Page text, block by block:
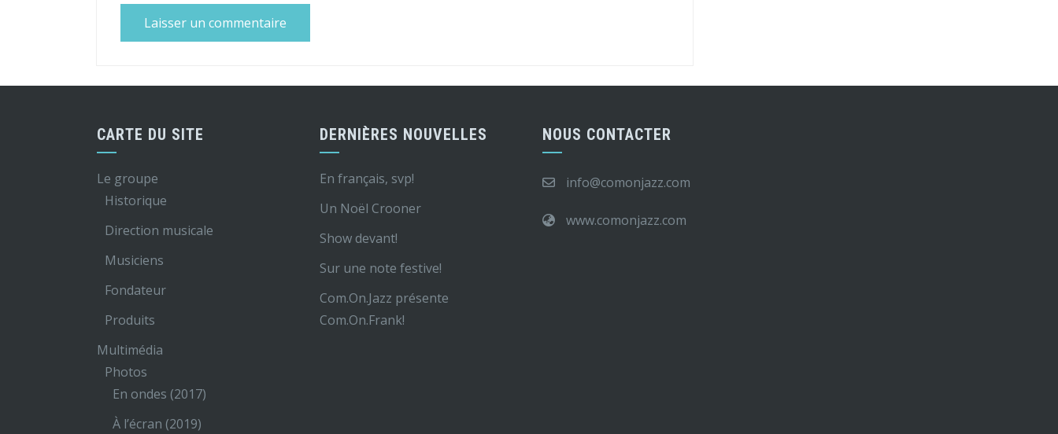
CARTE DU SITE
Le groupe
Historique
Direction musicale
Musiciens
Fondateur
Produits
Multimédia
Photos
En ondes (2017)
À l’écran (2019)
DERNIÈRES NOUVELLES
En français, svp!
Un Noël Crooner
Show devant!
Sur une note festive!
Com.On.Jazz présente
Com.On.Frank!
NOUS CONTACTER
info@comonjazz.com
www.comonjazz.com